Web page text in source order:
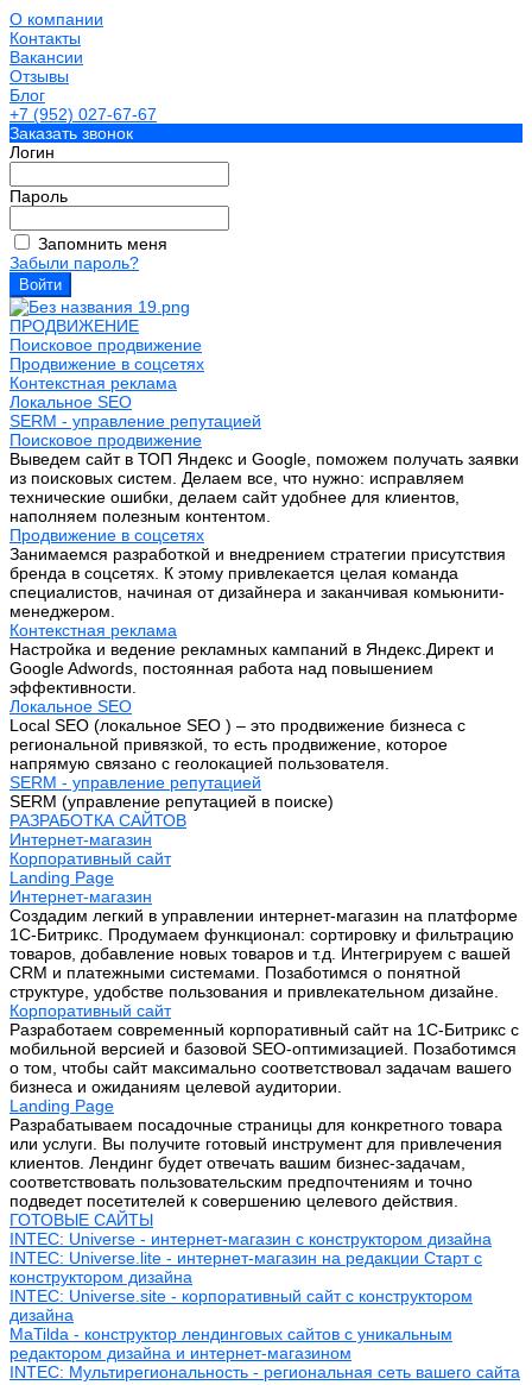
О компании
Контакты
Вакансии
Отзывы
Блог
+7 (952) 027-67-67
Заказать звонок
Логин
Пароль
Запомнить меня
Забыли пароль?
ПРОДВИЖЕНИЕ
Поисковое продвижение
Продвижение в соцсетях
Контекстная реклама
Локальное SEO
SERM - управление репутацией
Поисковое продвижение
Выведем сайт в ТОП Яндекс и Google, поможем получать заявки
из поисковых систем. Делаем все, что нужно: исправляем
технические ошибки, делаем сайт удобнее для клиентов,
наполняем полезным контентом.
Продвижение в соцсетях
Занимаемся разработкой и внедрением стратегии присутствия
бренда в соцсетях. К этому привлекается целая команда
специалистов, начиная от дизайнера и заканчивая комьюнити-
менеджером.
Контекстная реклама
Настройка и ведение рекламных кампаний в Яндекс.Директ и
Google Adwords, постоянная работа над повышением
эффективности.
Локальное SEO
Local SEO (локальное SEO ) – это продвижение бизнеса с
региональной привязкой, то есть продвижение, которое
напрямую связано с геолокацией пользователя.
SERM - управление репутацией
SERM (управление репутацией в поиске)
РАЗРАБОТКА САЙТОВ
Интернет-магазин
Корпоративный сайт
Landing Page
Интернет-магазин
Создадим легкий в управлении интернет-магазин на платформе
1С-Битрикс. Продумаем функционал: сортировку и фильтрацию
товаров, добавление новых товаров и т.д. Интегрируем с вашей
CRM и платежными системами. Позаботимся о понятной
структуре, удобстве пользования и привлекательном дизайне.
Корпоративный сайт
Разработаем современный корпоративный сайт на 1С-Битрикс с
мобильной версией и базовой SEO-оптимизацией. Позаботимся
о том, чтобы сайт максимально соответствовал задачам вашего
бизнеса и ожиданиям целевой аудитории.
Landing Page
Разрабатываем посадочные страницы для конкретного товара
или услуги. Вы получите готовый инструмент для привлечения
клиентов. Лендинг будет отвечать вашим бизнес-задачам,
соответствовать пользовательским предпочтениям и точно
подведет посетителей к совершению целевого действия.
ГОТОВЫЕ САЙТЫ
INTEC: Universe - интернет-магазин с конструктором дизайна
INTEC: Universe.lite - интернет-магазин на редакции Старт с
конструктором дизайна
INTEC: Universe.site - корпоративный сайт с конструктором
дизайна
MaTilda - конструктор лендинговых сайтов с уникальным
редактором дизайна и интернет-магазином
INTEC: Мультирегиональность - региональная сеть вашего сайта